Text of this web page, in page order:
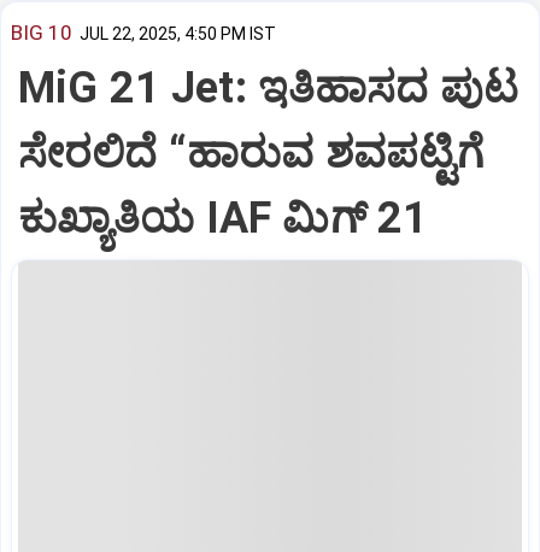
BIG 10 JUL 22, 2025, 4:50 PM IST
MiG 21 Jet: ಇತಿಹಾಸದ ಪುಟ
ಸೇರಲಿದೆ “ಹಾರುವ ಶವಪಟ್ಟಿಗೆ
ಕುಖ್ಯಾತಿಯ IAF ಮಿಗ್‌ 21